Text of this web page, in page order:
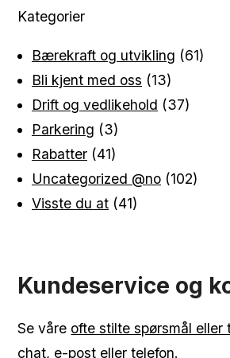
Kategorier
Bærekraft og utvikling (61)
Bli kjent med oss (13)
Drift og vedlikehold (37)
Parkering (3)
Rabatter (41)
Uncategorized @no (102)
Visste du at (41)
Kundeservice og
Se våre ofte stilte spørsmål eller
chat, e-post eller telefon.